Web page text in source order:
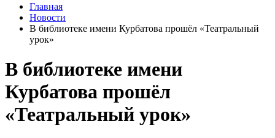
Главная
Новости
В библиотеке имени Курбатова прошёл «Театральный
урок»
В библиотеке имени
Курбатова прошёл
«Театральный урок»